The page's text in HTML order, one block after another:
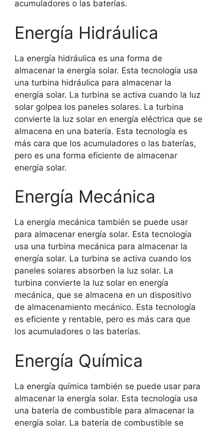
acumuladores o las baterías.
Energía Hidráulica
La energía hidráulica es una forma de
almacenar la energía solar. Esta tecnología usa
una turbina hidráulica para almacenar la
energía solar. La turbina se activa cuando la luz
solar golpea los paneles solares. La turbina
convierte la luz solar en energía eléctrica que se
almacena en una batería. Esta tecnología es
más cara que los acumuladores o las baterías,
pero es una forma eficiente de almacenar
energía solar.
Energía Mecánica
La energía mecánica también se puede usar
para almacenar energía solar. Esta tecnología
usa una turbina mecánica para almacenar la
energía solar. La turbina se activa cuando los
paneles solares absorben la luz solar. La
turbina convierte la luz solar en energía
mecánica, que se almacena en un dispositivo
de almacenamiento mecánico. Esta tecnología
es eficiente y rentable, pero es más cara que
los acumuladores o las baterías.
Energía Química
La energía química también se puede usar para
almacenar la energía solar. Esta tecnología usa
una batería de combustible para almacenar la
energía solar. La batería de combustible se